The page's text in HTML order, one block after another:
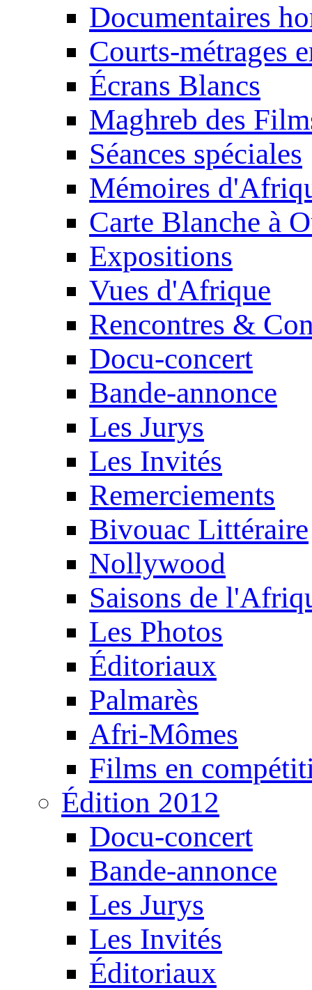
Documentaires
Courts-métrages
Écrans Blancs
Maghreb des
Séances spéciales
Mémoires
Carte Blanche à
Expositions
Vues d'Afrique
Rencontres &
Docu-concert
Bande-annonce
Les Jurys
Les Invités
Remerciements
Bivouac Littéraire
Nollywood
Saisons de
Les Photos
Éditoriaux
Palmarès
Afri-Mômes
Films en
Édition 2012
Docu-concert
Bande-annonce
Les Jurys
Les Invités
Éditoriaux